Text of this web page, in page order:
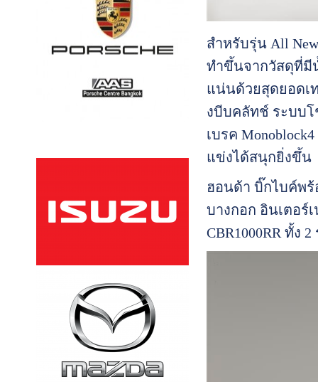
สำหรับรุ่น All
ทำขึ้นจากวัสดุที่มี
แน่นด้วยสุดยอดเ
งบีบคลัทช์ ระบบโ
เบรค
แข่งได้สนุกยิ่งขึ้น
ฮอนด้า บิ๊กไบค์พร้อ
บางกอก อินเตอร์
CBR1000RR ทั้ง